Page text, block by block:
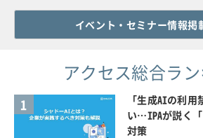
イベント・セミナー情報
アクセス総合ラ
1
「生成AIの利
い…IPAが説く
対策